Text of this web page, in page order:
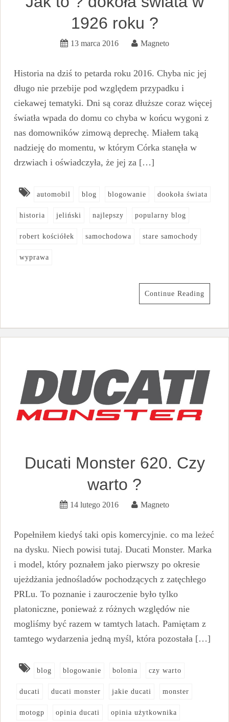
1926 roku ?
13 marca 2016 Magneto
Historia na dziś to petarda roku 2016. Chyba nic jej
długo nie przebije pod względem przypadku i
ciekawej tematyki. Dni są coraz dłuższe coraz więcej
światła wpada do domu co chyba w końcu wygoni z
nas domowników zimową deprechę. Miałem taką
nadzieję do momentu, w którym Córka stanęła w
drzwiach i oświadczyła, że jej za […]
automobil blog blogowanie dookoła świata
historia jeliński najlepszy popularny blog
robert kościółek samochodowa stare samochody
wyprawa
Continue Reading
Ducati Monster 620. Czy
warto ?
14 lutego 2016 Magneto
Popełniłem kiedyś taki opis komercyjnie. co ma leżeć
na dysku. Niech powisi tutaj. Ducati Monster. Marka
i model, który poznałem jako pierwszy po okresie
ujeżdżania jednośladów pochodzących z zatęchłego
PRLu. To poznanie i zauroczenie było tylko
platoniczne, ponieważ z różnych względów nie
mogliśmy być razem w tamtych latach. Pamiętam z
tamtego wydarzenia jedną myśl, która pozostała […]
blog blogowanie bolonia czy warto
ducati ducati monster jakie ducati monster
motogp opinia ducati opinia użytkownika